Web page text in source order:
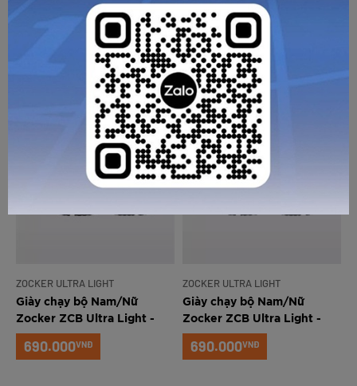
ZOCKER ULTRA LIGHT
Giày chạy bộ Nam/Nữ
Zocker ZCB Ultra Light -
ZOCKER ULTRA LIGHT
Giày chạy bộ Nam/Nữ
Zocker ZCB Ultra Light -
Xanh/Đen
690.000VNĐ
ZOCKER ULTRA LIGHT
Giày chạy bộ Nam/Nữ
Zocker ZCB Ultra Light -
Đen
690.000VNĐ
ZOCKER ULTRA LIGHT
Giày chạy bộ Nam/Nữ
Zocker ZCB Ultra Light -
Xám
690.000VNĐ